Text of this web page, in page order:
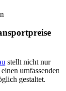
stellt nicht nur
umfassenden
gestaltet.